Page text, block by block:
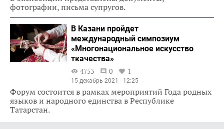
фотографии, письма супругов.
В Казани пройдет
международный симпозиум
«Многонациональное искусство
ткачества»
4753
0 1
15 декабрь 2021 - 12:25
Форум состоится в рамках мероприятий Года родных
языков и народного единства в Республике
Татарстан.